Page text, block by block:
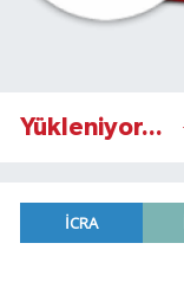
Yükleniyor...